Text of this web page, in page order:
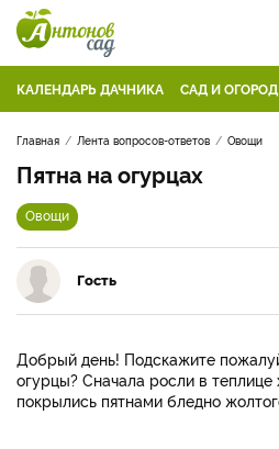
КАЛЕНДАРЬ ДАЧНИКА САД И ОГОРОД
Главная Лента вопросов-ответов Овощи
Пятна на огурцах
Овощи
Гость
Добрый день! Подскажите
огурцы? Сначала росли в теплице
покрылись пятнами бледно